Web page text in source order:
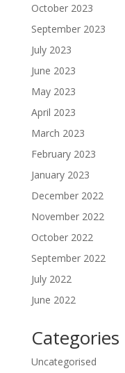
October 2023
September 2023
July 2023
June 2023
May 2023
April 2023
March 2023
February 2023
January 2023
December 2022
November 2022
October 2022
September 2022
July 2022
June 2022
Categories
Uncategorised